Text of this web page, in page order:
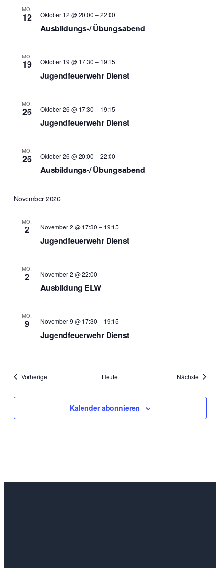
MO.
12
Ausbildungs-/ Übungsabend
Oktober 12 @ 20:00 –22:00
MO.
19
Jugendfeuerwehr Dienst
Oktober 19 @ 17:30 – 19:15
MO.
26
Jugendfeuerwehr Dienst
Oktober 26 @ 17:30 – 19:15
MO.
26
Ausbildungs-/ Übungsabend
Oktober 26 @ 20:00 –22:00
November 2026
MO.
2
Jugendfeuerwehr Dienst
November 2 @ 17:30 – 19:15
MO.
2
Ausbildung ELW
November 2 @ 22:00
MO.
9
Jugendfeuerwehr Dienst
November 9 @ 17:30 – 19:15
VorherigeVeranstaltungen Heute Nächste
Kalender abonnieren